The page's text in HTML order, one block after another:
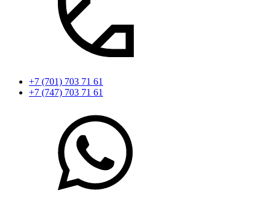
+7 (701) 703 71 61
+7 (747) 703 71 61